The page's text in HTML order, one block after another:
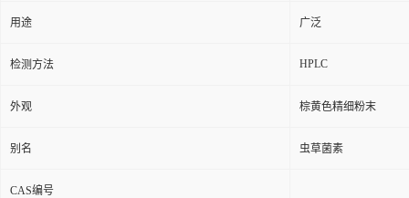
用途 广泛
检测方法 HPLC
外观 棕黄色精细粉末
别名 虫草菌素
CAS编号